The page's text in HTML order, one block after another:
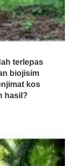
terlepas
biojisim
kos
hasil?